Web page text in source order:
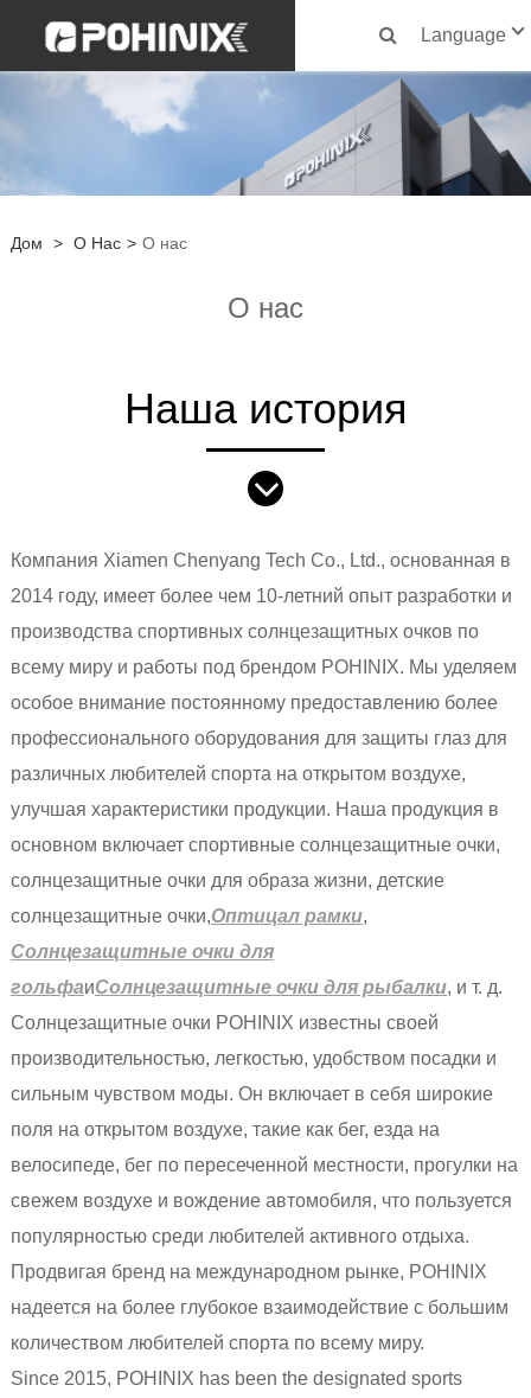
Language
Дом > О Нас > О нас
О нас
Наша история
Компания Xiamen Chenyang Tech Co., Ltd., основанная в
2014 году, имеет более чем 10-летний опыт разработки и
производства спортивных солнцезащитных очков по
всему миру и работы под брендом POHINIX. Мы уделяем
особое внимание постоянному предоставлению более
профессионального оборудования для защиты глаз для
различных любителей спорта на открытом воздухе,
улучшая характеристики продукции. Наша продукция в
основном включает спортивные солнцезащитные очки,
солнцезащитные очки для образа жизни, детские
солнцезащитные очки,Oптицал рамки,
Солнцезащитные очки для
гольфаиСолнцезащитные очки для рыбалки, и т. д.
Солнцезащитные очки POHINIX известны своей
производительностью, легкостью, удобством посадки и
сильным чувством моды. Он включает в себя широкие
поля на открытом воздухе, такие как бег, езда на
велосипеде, бег по пересеченной местности, прогулки на
свежем воздухе и вождение автомобиля, что пользуется
популярностью среди любителей активного отдыха.
Продвигая бренд на международном рынке, POHINIX
надеется на более глубокое взаимодействие с большим
количеством любителей спорта по всему миру.
Since 2015, POHINIX has been the designated sports